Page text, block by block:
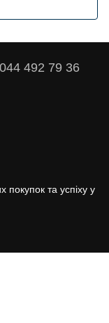
044 492 79 36
та успіху у